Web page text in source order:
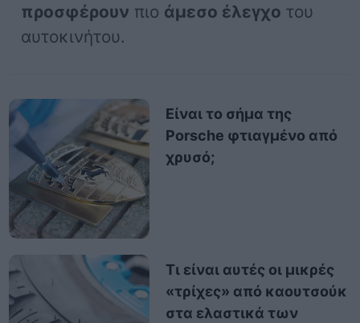
προσφέρουν πιο άμεσο έλεγχο του
αυτοκινήτου.
Είναι το σήμα της
Porsche φτιαγμένο από
χρυσό;
Τι είναι αυτές οι μικρές
«τρίχες» από καουτσούκ
στα ελαστικά των